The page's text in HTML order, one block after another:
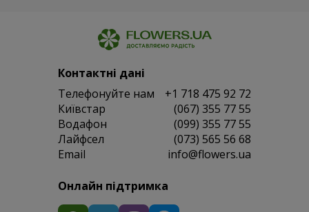
Контактні дані
Телефонуйте нам
+1 718 475 92 72
Київстар
(067) 355 77 55
Водафон
(099) 355 77 55
Лайфсел
(073) 565 56 68
Email
info@flowers.ua
Онлайн підтримка